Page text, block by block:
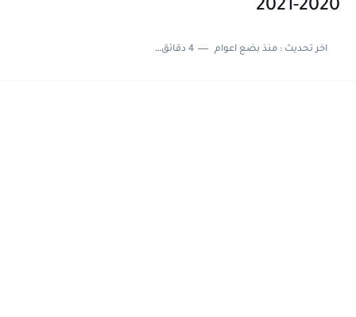
2020-2021
اخر تحديث :منذ بضع اعوام 4 دقائق للقراءة